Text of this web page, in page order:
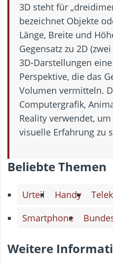
3D steht für
bezeichnet Objekte
Länge, Breite und
Gegensatz zu 2D
3D-Darstellungen
Perspektive, die das
Volumen vermitteln.
Computergrafik,
Reality verwendet,
visuelle Erfahrung zu
Beliebte Themen
Urteil Handy
Smartphone
Weitere